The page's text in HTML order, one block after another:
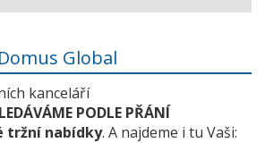
Global
kanceláří
PODLE PŘÁNÍ
tržní nabídky. A najdeme i tu Vaši: